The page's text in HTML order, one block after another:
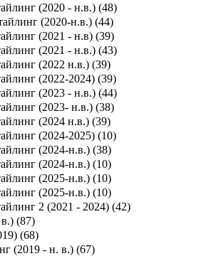
(2020 - н.в.) (48)
(2020-н.в.) (44)
(2021 - н.в) (39)
(2021 - н.в.) (43)
(2022 н.в.) (39)
(2022-2024) (39)
(2023 - н.в.) (44)
(2023- н.в.) (38)
(2024 н.в.) (39)
(2024-2025) (10)
(2024-н.в.) (38)
(2024-н.в.) (10)
(2025-н.в.) (10)
(2025-н.в.) (10)
2 (2021 - 2024) (42)
(87)
(68)
(2019 - н. в.) (67)